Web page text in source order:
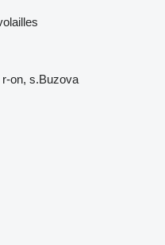
on, s.Buzova